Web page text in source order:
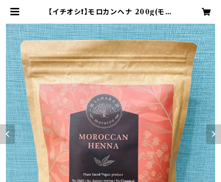
【イチオシ❗️】モロカンヘナ 200g(モロ
avera rouru~